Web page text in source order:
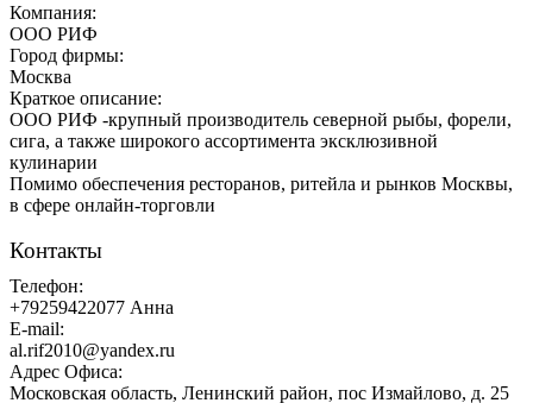
Компания:
ООО РИФ
Город фирмы:
Москва
Краткое описание:
ООО РИФ -крупный производитель северной рыбы, форели,
сига, а также широкого ассортимента эксклюзивной
кулинарии
Помимо обеспечения ресторанов, ритейла и рынков Москвы,
в сфере онлайн-торговли
Контакты
Телефон:
+79259422077 Анна
E-mail:
al.rif2010@yandex.ru
Адрес Офиса:
Московская область, Ленинский район, пос Измайлово, д. 25